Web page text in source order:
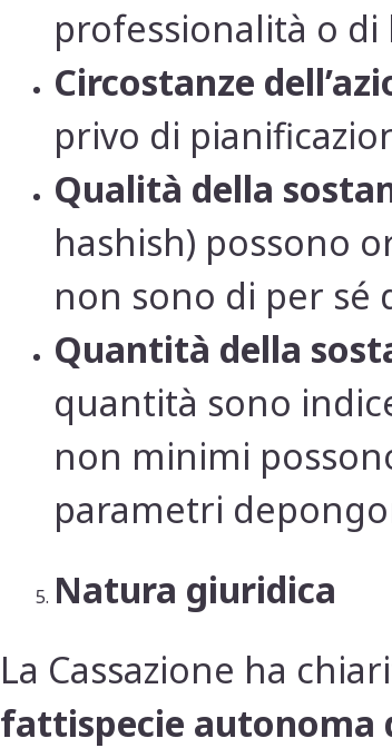
professionalità o
Circostanze
privo di
Qualità della
hashish) possono
non sono di per sé
Quantità della
quantità sono
non minimi
parametri
Natura giuridica
La Cassazione ha
fattispecie autonoma